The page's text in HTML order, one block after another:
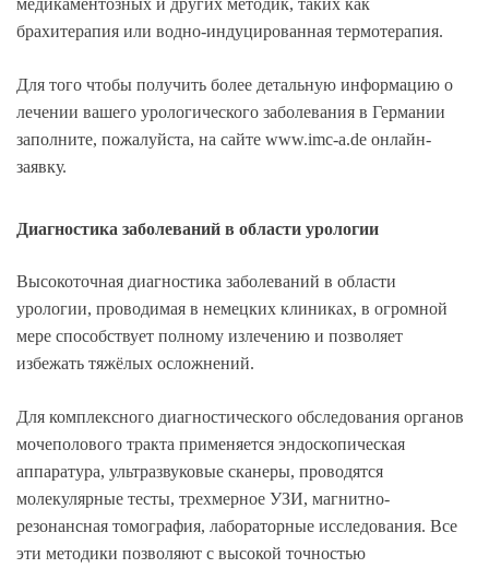
брахитерапия или водно-индуцированная термотерапия.
Для того чтобы получить более детальную информацию о
лечении вашего урологического заболевания в Германии
заполните, пожалуйста, на сайте www.imc-a.de онлайн-
заявку.
Диагностика заболеваний в области урологии
Высокоточная диагностика заболеваний в области
урологии, проводимая в немецких клиниках, в огромной
мере способствует полному излечению и позволяет
избежать тяжёлых осложнений.
Для комплексного диагностического обследования органов
мочеполового тракта применяется эндоскопическая
аппаратура, ультразвуковые сканеры, проводятся
молекулярные тесты, трехмерное УЗИ, магнитно-
резонансная томография, лабораторные исследования. Все
эти методики позволяют с высокой точностью